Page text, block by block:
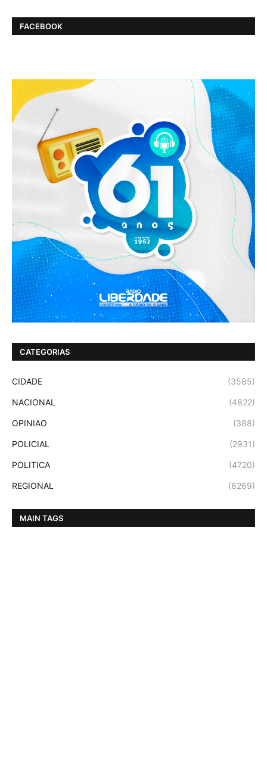
FACEBOOK
CATEGORIAS
CIDADE (3585)
NACIONAL (4822)
OPINIAO (388)
POLICIAL (2931)
POLITICA (4720)
REGIONAL (6269)
MAIN TAGS